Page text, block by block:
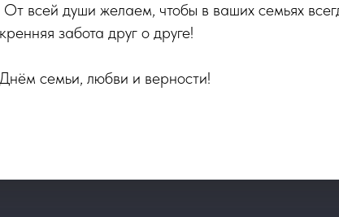
От всей души желаем, чтобы в ваших семьях
забота друг о друге!
семьи, любви и верности!